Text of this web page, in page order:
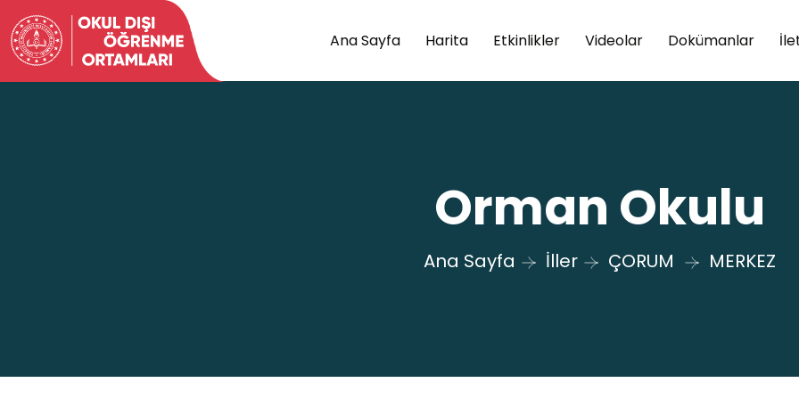
Ana Sayfa Harita Etkinlikler Videolar Dokümanlar
Orman Okulu
Ana Sayfa İller ÇORUM MERKEZ